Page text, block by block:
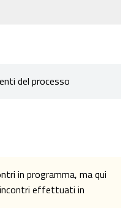
del processo
in programma, ma qui
effettuati in